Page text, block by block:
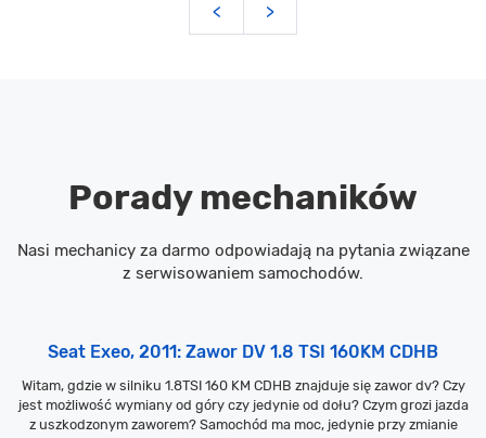
< >
Porady mechaników
Nasi mechanicy za darmo odpowiadają na pytania związane
z serwisowaniem samochodów.
Seat Exeo, 2011: Zawor DV 1.8 TSI 160KM CDHB
Witam, gdzie w silniku 1.8TSI 160 KM CDHB znajduje się zawor dv? Czy
jest możliwość wymiany od góry czy jedynie od dołu? Czym grozi jazda
z uszkodzonym zaworem? Samochód ma moc, jedynie przy zmianie